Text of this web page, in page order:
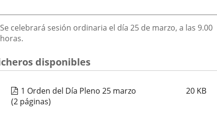
Descripción
Se celebrará sesión ordinaria el día 25 de marzo, a las 9.00
horas.
disponibles
1 Orden del Día Pleno 25 marzo 20 KB
(2 páginas)